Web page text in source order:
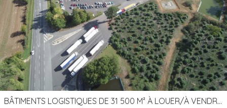
BÂTIMENTS LOGISTIQUES DE 31 500 M² À LOUER/À VENDRE SUR UN SITE DE 17 HA (79)